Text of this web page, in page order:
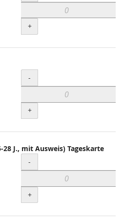
+
Menge
-
+
J., mit Ausweis) Tageskarte
Menge
-
+